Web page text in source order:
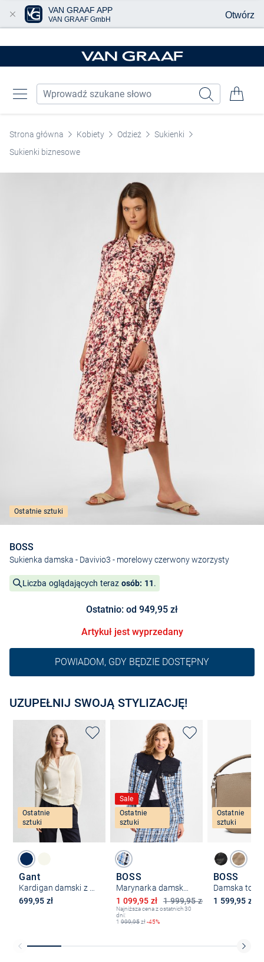
Strona główna Kobiety Odzież
Sukienki
Sukienki biznesowe
Ostatnie sztuki
BOSS
Sukienka damska - Davivio3 - morelowy czerwony wzorzysty
Liczba oglądających teraz osób: 11.
Ostatnio: od 949,95 zł
Artykuł jest wyprzedany
POWIADOM, GDY BĘDZIE DOSTĘPNY
UZUPEŁNIJ SWOJĄ STYLIZACJĘ!
Ostatnie
sztuki
Gant
Kardigan damski z zawartością kaszmiru
699,95 zł
Sale
Ostatnie
sztuki
BOSS
Marynarka damska z zawartością wełny - Josola
1 999,95 zł
Obniżona cena
1 099,95 zł
Najniższa cena z ostatnich 30
dni:
1 999,95zł-45%
Ostatnie
sztuki
BOSS
1 599,95 zł
VAN GRAAF APP
VAN GRAAF GmbH Otwórz